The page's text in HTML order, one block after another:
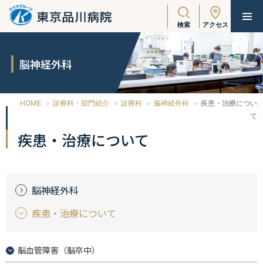
検索 アクセス
脳神経外科
HOME 診療科・部門紹介 診療科 脳神経外科
疾患・治療につい
て
疾患・治療について
脳神経外科
疾患・治療について
脳血管障害（脳卒中）